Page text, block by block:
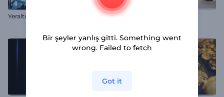
Yeraltı Hologram Logo Cıvıl Cıvıl Yılbaşı İntrosu
Bir şeyler yanlış gitti. Something went
wrong. Failed to fetch
Got it